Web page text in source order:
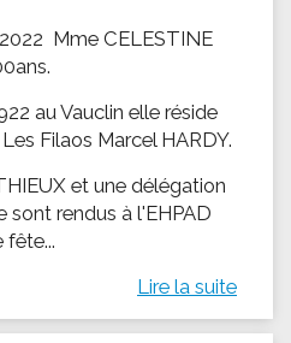
Mme CELESTINE
au Vauclin elle réside
Filaos Marcel HARDY.
et une délégation
sont rendus à l'EHPAD
fête...
Lire la suite